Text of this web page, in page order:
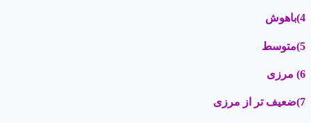
4)باهوش
5)متوسط
6) مرزی
7)ضعیف تر از مرزی